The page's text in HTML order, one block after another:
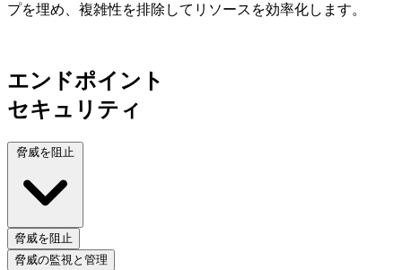
プを埋め、複雑性を排除してリソースを効率化します。
エンドポイント
セキュリティ
脅威を阻止
脅威を阻止
脅威の監視と管理